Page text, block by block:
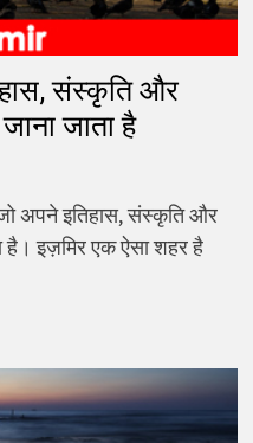
संस्कृति और
जाता है
अपने इतिहास, संस्कृति और
है। इज़मिर एक ऐसा शहर है